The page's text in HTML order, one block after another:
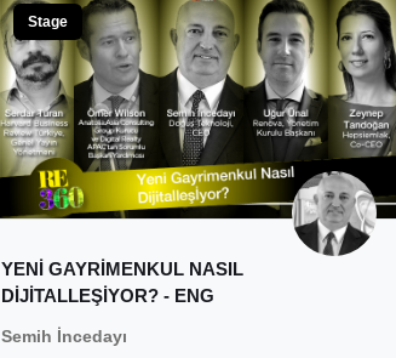
Stage
YENİ GAYRİMENKUL NASIL
DİJİTALLEŞİYOR? - ENG
Semih İncedayı